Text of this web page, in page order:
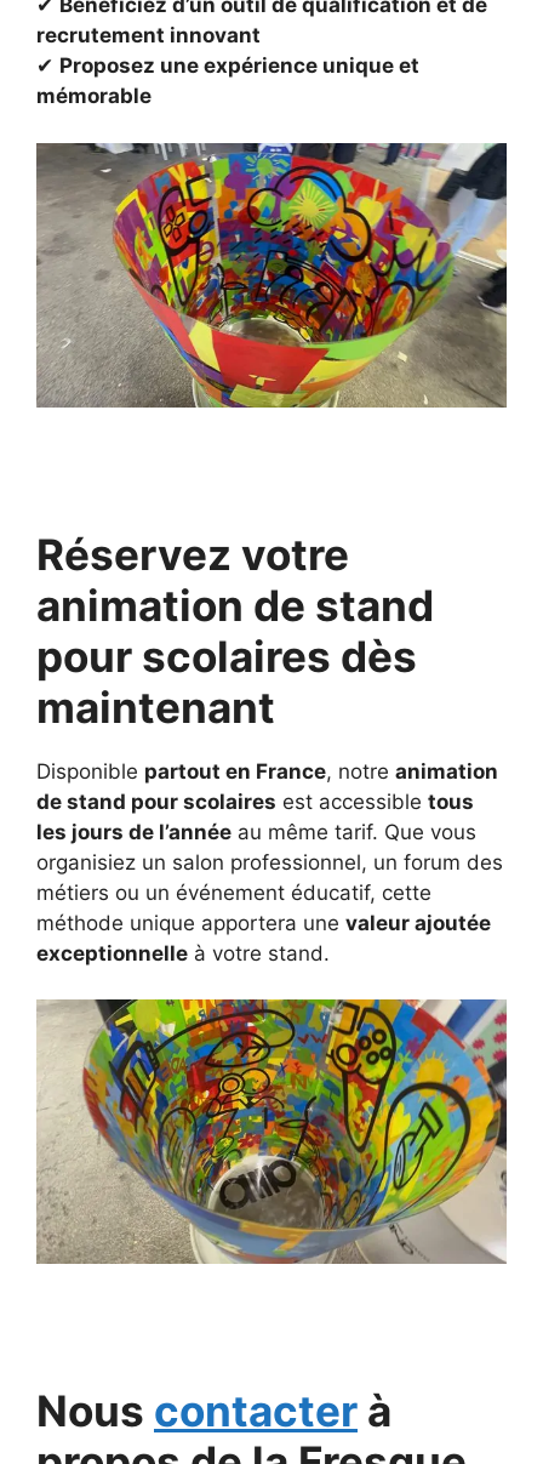
✔ Bénéficiez d’un outil de qualification et de
recrutement innovant
✔ Proposez une expérience unique et
mémorable
Réservez votre
animation de stand
pour scolaires dès
maintenant
Disponible partout en France, notre animation
de stand pour scolaires est accessible tous
les jours de l’année au même tarif. Que vous
organisiez un salon professionnel, un forum des
métiers ou un événement éducatif, cette
méthode unique apportera une valeur ajoutée
exceptionnelle à votre stand.
Nous contacter à